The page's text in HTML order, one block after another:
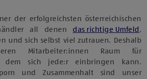
der erfolgreichsten österreichischen
all denen das richtige Umfeld ,
und sich selbst viel zutrauen. Deshalb
Mitarbeiter:innen Raum für
dem sich jede:r einbringen kann.
und Zusammenhalt sind unser